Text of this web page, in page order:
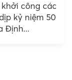
công các
kỷ niệm 50
Định...